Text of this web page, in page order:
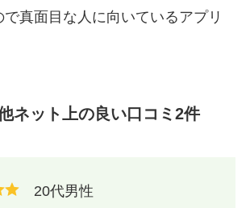
真面目な人に向いているアプリ
ネット上の良い口コミ2件
20代男性